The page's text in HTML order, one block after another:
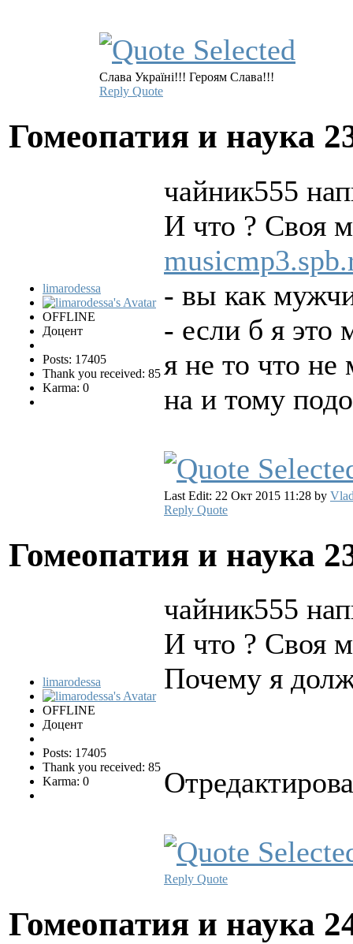
Слава Україні!!! Героям Слава!!!
Reply Quote
Гомеопатия и наука
limarodessa
OFFLINE
Доцент
Posts: 17405
Thank you received: 85
Karma: 0
чайник555
И что ? Своя
- вы как
- если б я это
я не то что не
на и тому
Last Edit: 22 Окт 2015 11:28 by
Reply Quote
Гомеопатия и наука
limarodessa
OFFLINE
Доцент
Posts: 17405
Thank you received: 85
Karma: 0
чайник555
И что ? Своя
Почему я
Reply Quote
Гомеопатия и наука